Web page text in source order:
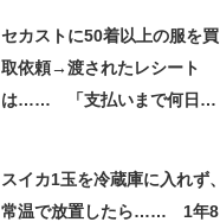
セカストに50着以上の服を買
取依頼→渡されたレシート
は…… 「支払いまで何日か
スイカ1玉を冷蔵庫に入れず、
常温で放置したら…… 1年8